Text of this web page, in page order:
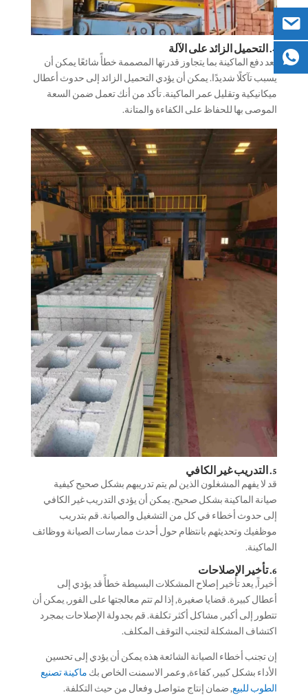
4. التحميل الزائد على الآلة
يعد دفع الماكينة بما يتجاوز قدرتها المصممة خطأً شائعًا يمكن أن
يسبب تآكلًا شديدًا. يمكن أن يؤدي التحميل الزائد إلى حدوث أعطال
ميكانيكية وتقليل عمر الماكينة. تأكد من أنك تعمل ضمن السعة
الموصى بها للحفاظ على الكفاءة والمتانة.
5. التدريب غير الكافي
قد لا يفهم المشغلون الذين لم يتم تدريبهم بشكل صحيح كيفية
صيانة الماكينة بشكل صحيح. يمكن أن يؤدي التدريب غير الكافي
إلى حدوث أخطاء في كل من التشغيل والصيانة. قم بتدريب
موظفيك وتحديثهم بانتظام حول أحدث ممارسات الصيانة ووظائف
الماكينة.
6. تأخير الإصلاحات
أخيراً, يعد تأخير إصلاح المشكلات البسيطة خطأً قد يؤدي إلى
أعطال كبيرة. قضايا صغيرة, إذا لم تتم معالجتها على الفور, يمكن أن
تتطور إلى أكبر, مشاكل أكثر تكلفة. قم بجدولة الإصلاحات بمجرد
اكتشاف المشكلة لتجنب التوقف المكلف.
إن تجنب أخطاء الصيانة الشائعة هذه يمكن أن يؤدي إلى تحسين
الأداء بشكل كبير, كفاءة, وعمر الاسمنت الخاص بك ماكينة تصنيع
الطوب للبيع, ضمان إنتاج متواصل وفعال من حيث التكلفة.